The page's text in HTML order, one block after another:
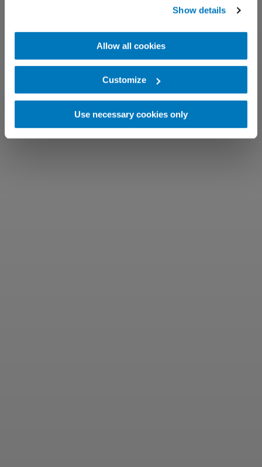
Show details
Allow all cookies
Customize
Use necessary cookies only